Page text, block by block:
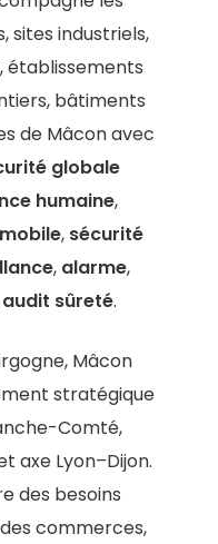
sites industriels,
établissements
bâtiments
de Mâcon avec
globale
humaine,
, sécurité
, alarme,
audit sûreté.
Mâcon
stratégique
Comté,
axe Lyon–Dijon.
des besoins
commerces,